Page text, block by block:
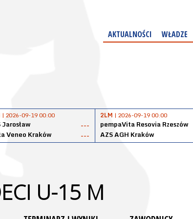
AKTUALNOŚCI WŁADZE
| 2026-09-19 00:00
Jarosław
---
Veneo Kraków
---
2LM | 2026-09-19 00:00
pempaVita Resovia Rzeszów
AZS AGH Kraków
U-15 M